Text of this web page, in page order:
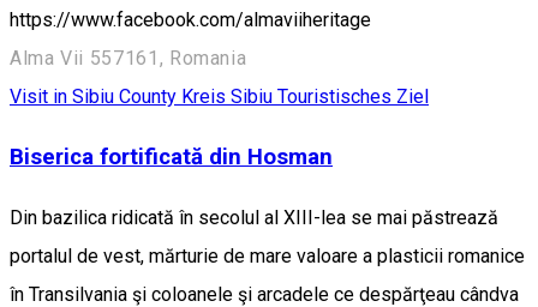
https://www.facebook.com/almaviiheritage
Alma Vii 557161, Romania
Visit in Sibiu County Kreis Sibiu Touristisches Ziel
Biserica fortificată din Hosman
Din bazilica ridicată în secolul al XIII-lea se mai păstrează
portalul de vest, mărturie de mare valoare a plasticii romanice
în Transilvania şi coloanele şi arcadele ce despărţeau cândva